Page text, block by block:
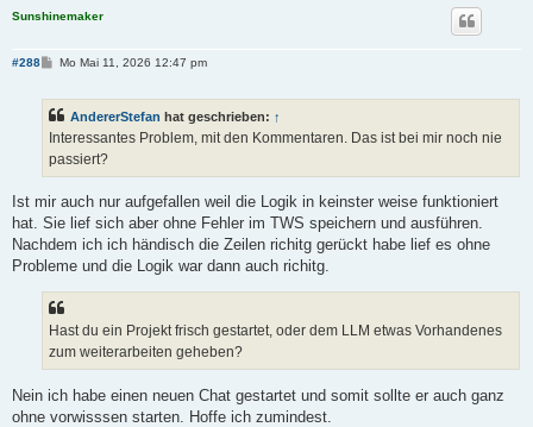
Sunshinemaker
#288
B
r
a
g
Mo Mai 11, 2026 12:47 pm
AndererStefan hat geschrieben: ↑
Interessantes Problem, mit den Kommentaren. Das ist bei mir noch nie
passiert?
Ist mir auch nur aufgefallen weil die Logik in keinster weise funktioniert
hat. Sie lief sich aber ohne Fehler im TWS speichern und ausführen.
Nachdem ich ich händisch die Zeilen richitg gerückt habe lief es ohne
Probleme und die Logik war dann auch richitg.
Hast du ein Projekt frisch gestartet, oder dem LLM etwas Vorhandenes
zum weiterarbeiten geheben?
Nein ich habe einen neuen Chat gestartet und somit sollte er auch ganz
ohne vorwisssen starten. Hoffe ich zumindest.